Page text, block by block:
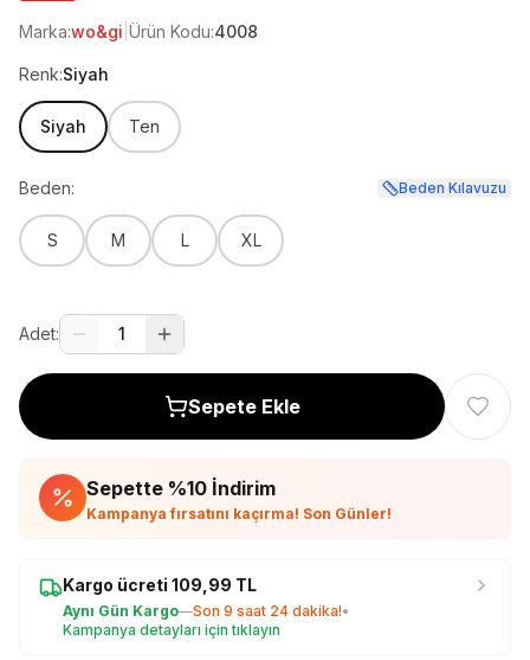
Marka:wo&gi Ürün Kodu:4008
Renk:Siyah
Siyah Ten
Beden: Beden Kılavuzu
S M L XL
Adet: 1
Sepete Ekle
Sepette %10 İndirim
Kampanya fırsatını kaçırma! Son Günler!
Kargo ücreti 109,99 TL
Aynı Gün Kargo—Son 9 saat 24 dakika!•
Kampanya detayları için tıklayın